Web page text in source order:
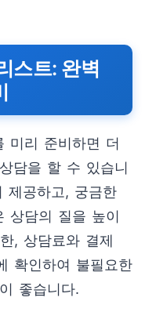
스트: 완벽
미리 준비하면 더
담을 할 수 있습니
제공하고, 궁금한
상담의 질을 높이
, 상담료와 결제
확인하여 불필요한
좋습니다.